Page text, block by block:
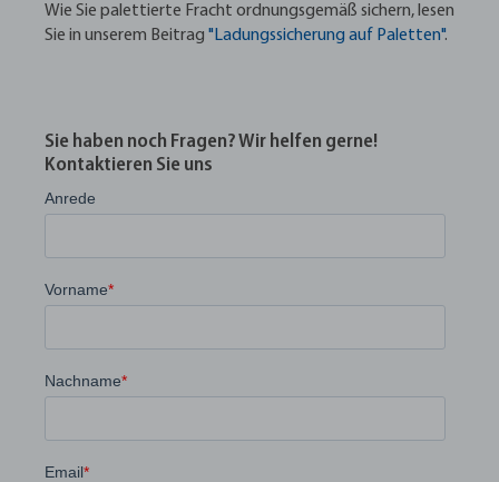
Wie Sie palettierte Fracht ordnungsgemäß sichern, lesen
Sie in unserem Beitrag "Ladungssicherung auf Paletten".
Sie haben noch Fragen? Wir helfen gerne!
Kontaktieren Sie uns